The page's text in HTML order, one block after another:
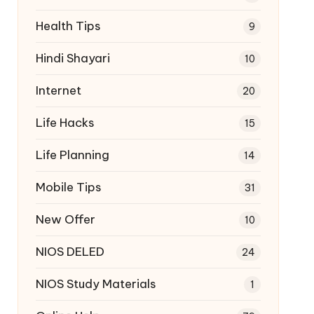
Health Tips 9
Hindi Shayari 10
Internet 20
Life Hacks 15
Life Planning 14
Mobile Tips 31
New Offer 10
NIOS DELED 24
NIOS Study Materials 1